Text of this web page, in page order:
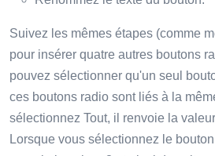
Suivez les mêmes étapes (comme
pour insérer quatre autres boutons
pouvez sélectionner qu'un seul
ces boutons radio sont liés à la
sélectionnez Tout, il renvoie la
Lorsque vous sélectionnez le